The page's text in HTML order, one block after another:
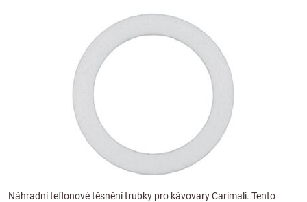
Náhradní teflonové těsnění trubky pro kávovary Carimali. Tento